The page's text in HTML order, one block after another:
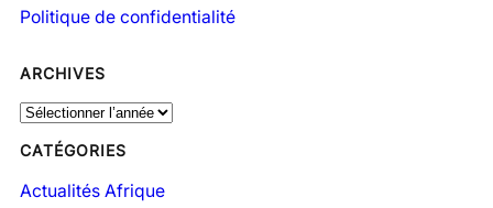
Politique de confidentialité
ARCHIVES
A
c
h
CATÉGORIES
Actualités Afrique